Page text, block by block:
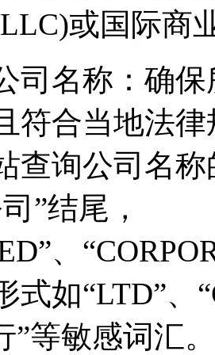
或国际商
名称：确保
符合当地法
查询公司名
”结尾，
、
式如“LTD”、
”等敏感词汇。